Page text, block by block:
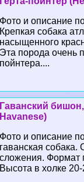
Фото и описание
Крепкая собака
насыщенного
Эта порода очень
пойнтера....
Гаванский
Havanese)
Фото и описание
гаванская собака.
сложения. Формат
Высота в холке 20-